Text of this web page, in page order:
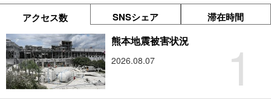
アクセス数 SNSシェア 滞在時間
1
熊本地震被害状況
2026.08.07